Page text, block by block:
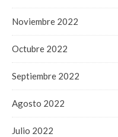
Noviembre 2022
Octubre 2022
Septiembre 2022
Agosto 2022
Julio 2022